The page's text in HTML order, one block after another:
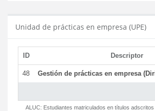
Unidad de prácticas en empresa (UPE)
ID Descriptor
48 Gestión de prácticas en empresa
ALUC: Estudiantes matriculados en títulos